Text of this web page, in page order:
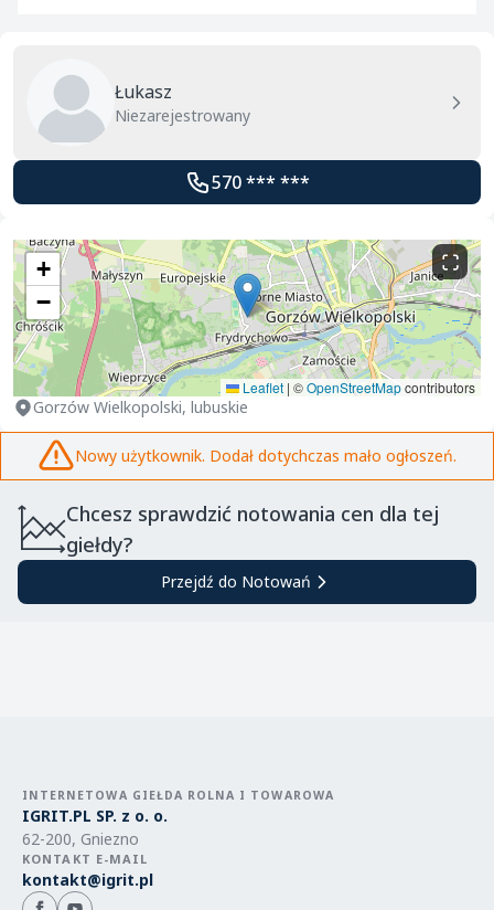
Łukasz
Niezarejestrowany
570 *** ***
+
−
Leaflet | ©OpenStreetMapcontributors
Gorzów Wielkopolski, lubuskie
Nowy użytkownik. Dodał dotychczas mało ogłoszeń.
Chcesz sprawdzić notowania cen dla tej
giełdy?
Przejdź do Notowań
INTERNETOWA GIEŁDA ROLNA I TOWAROWA
IGRIT.PL SP. z o. o.
62-200, Gniezno
KONTAKT E-MAIL
kontakt@igrit.pl